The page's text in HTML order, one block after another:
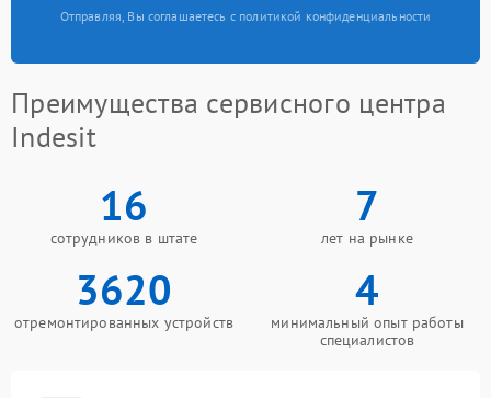
Отправляя, Вы соглашаетесь с политикой конфиденциальности
Преимущества сервисного центра
Indesit
16
сотрудников в штате
7
лет на рынке
3620
отремонтированных устройств
4
минимальный опыт работы
специалистов